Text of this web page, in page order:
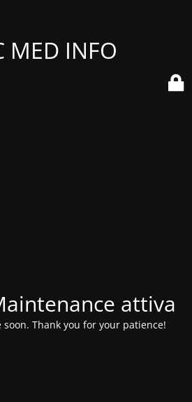
MED INFO
attiva
Thank you for your patience!